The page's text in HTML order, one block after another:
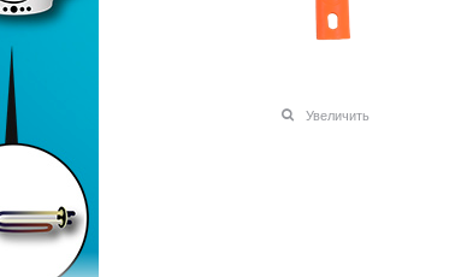
Увеличить